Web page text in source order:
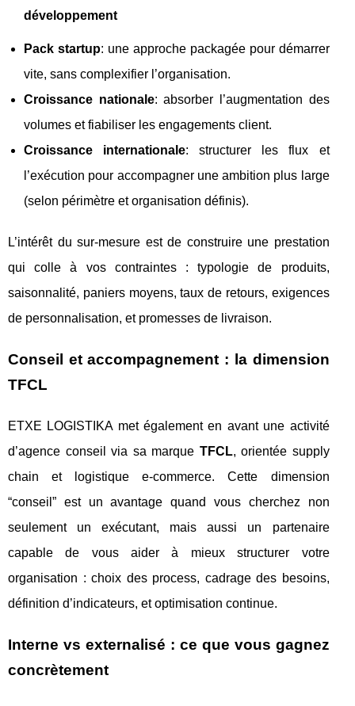
développement
Pack startup: une approche packagée pour démarrer
vite, sans complexifier l’organisation.
Croissance nationale: absorber l’augmentation des
volumes et fiabiliser les engagements client.
Croissance internationale: structurer les flux et
l’exécution pour accompagner une ambition plus large
(selon périmètre et organisation définis).
L’intérêt du sur-mesure est de construire une prestation
qui colle à vos contraintes : typologie de produits,
saisonnalité, paniers moyens, taux de retours, exigences
de personnalisation, et promesses de livraison.
Conseil et accompagnement : la dimension
TFCL
ETXE LOGISTIKA met également en avant une activité
d’agence conseil via sa marque TFCL, orientée supply
chain et logistique e-commerce. Cette dimension
“conseil” est un avantage quand vous cherchez non
seulement un exécutant, mais aussi un partenaire
capable de vous aider à mieux structurer votre
organisation : choix des process, cadrage des besoins,
définition d’indicateurs, et optimisation continue.
Interne vs externalisé : ce que vous gagnez
concrètement